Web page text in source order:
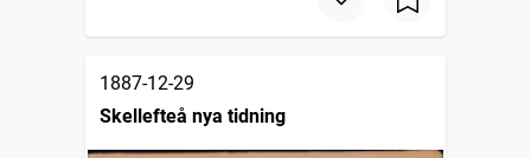
1887-12-29
Skellefteå nya tidning